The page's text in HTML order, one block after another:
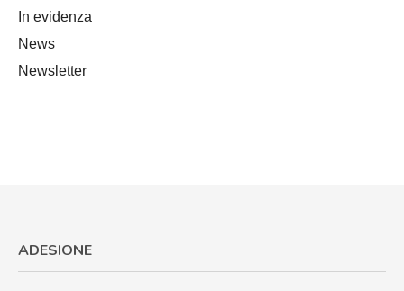
In evidenza
News
Newsletter
ADESIONE